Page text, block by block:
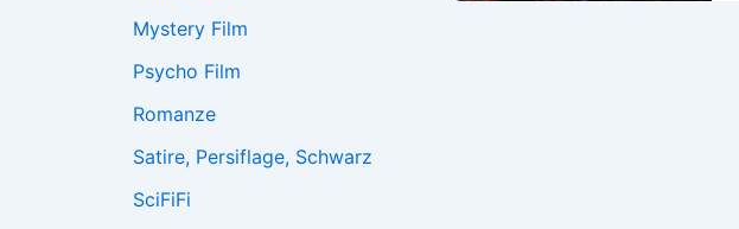
Mystery Film
Psycho Film
Romanze
Satire, Persiflage, Schwarz
SciFiFi